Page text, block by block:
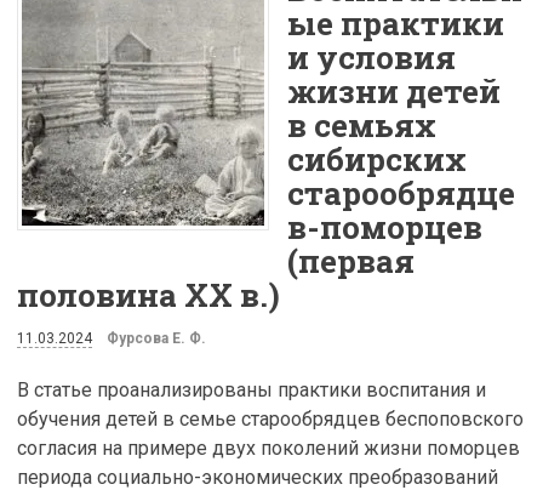
ые практики
и условия
жизни детей
в семьях
сибирских
старообрядце
в-поморцев
(первая
половина XX в.)
11.03.2024 Фурсова Е. Ф.
В статье проанализированы практики воспитания и
обучения детей в семье старообрядцев беспоповского
согласия на примере двух поколений жизни поморцев
периода социально-экономических преобразований